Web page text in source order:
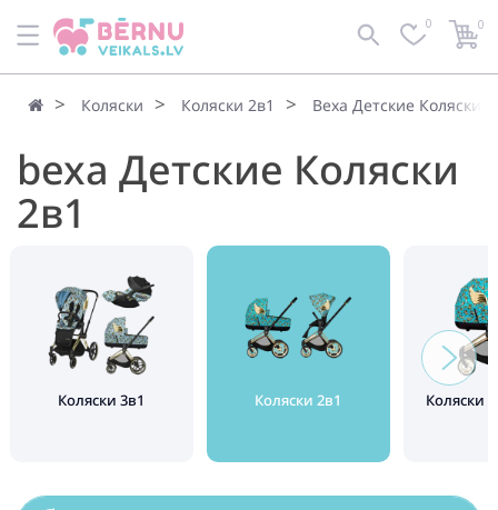
По умолчанию Фильтр 0 0
Коляски Коляски 2в1 Bexa Детские Коляски
bexa Детские Коляски
2в1
Коляски 3в1 Коляски 2в1 Коляски